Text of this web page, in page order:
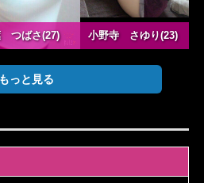
つばさ(27) 小野寺 さゆり(23)
もっと見る